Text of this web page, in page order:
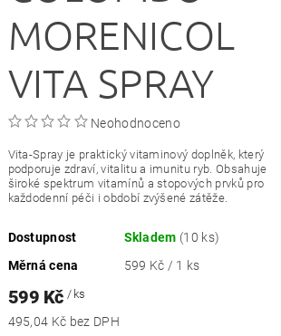
MORENICOL
VITA SPRAY
Neohodnoceno
Vita-Spray je praktický vitaminový doplněk, který
podporuje zdraví, vitalitu a imunitu ryb. Obsahuje
široké spektrum vitamínů a stopových prvků pro
každodenní péči i období zvýšené zátěže.
Dostupnost Skladem (10 ks)
Měrná cena
599 Kč / 1 ks
599 Kč/ ks
495,04 Kč bez DPH